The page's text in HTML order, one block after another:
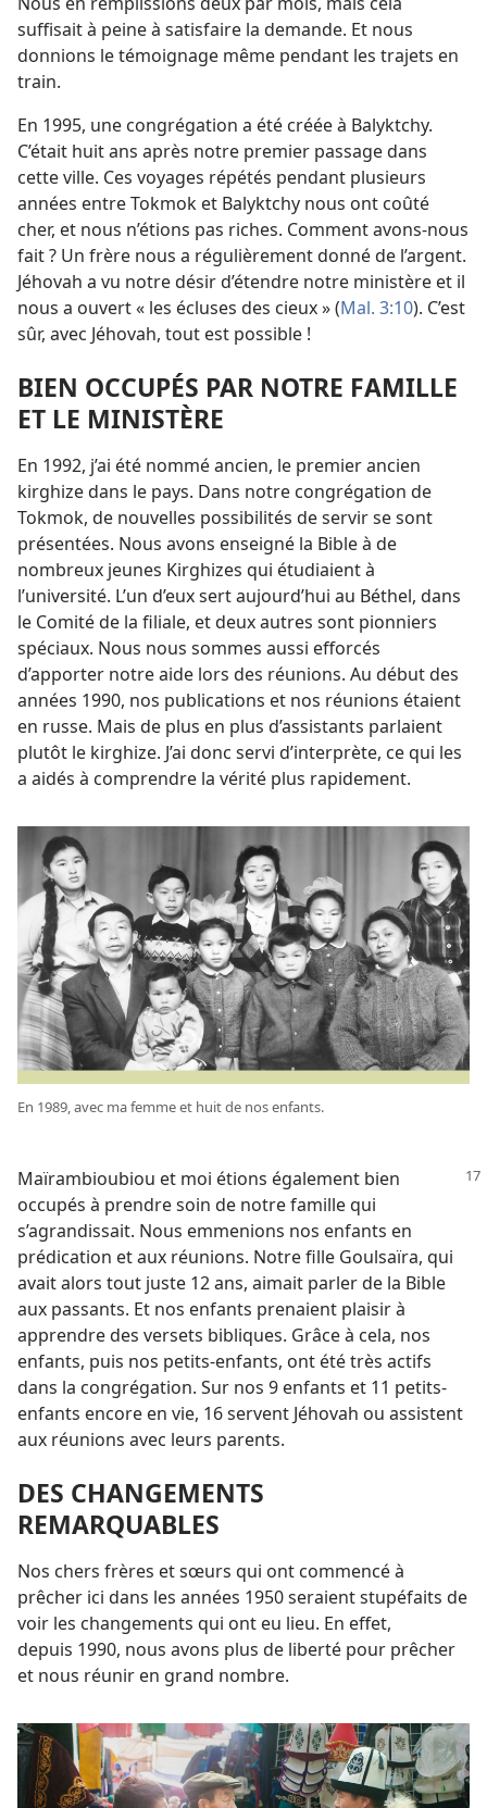
suffisait à peine à satisfaire la demande. Et nous
donnions le témoignage même pendant les trajets en
train.
En 1995, une congrégation a été créée à Balyktchy.
C’était huit ans après notre premier passage dans
cette ville. Ces voyages répétés pendant plusieurs
années entre Tokmok et Balyktchy nous ont coûté
cher, et nous n’étions pas riches. Comment avons-​nous
fait ? Un frère nous a régulièrement donné de l’argent.
Jéhovah a vu notre désir d’étendre notre ministère et il
nous a ouvert « les écluses des cieux » (Mal. 3:10). C’est
sûr, avec Jéhovah, tout est possible !
BIEN OCCUPÉS PAR NOTRE FAMILLE
ET LE MINISTÈRE
En 1992, j’ai été nommé ancien, le premier ancien
kirghize dans le pays. Dans notre congrégation de
Tokmok, de nouvelles possibilités de servir se sont
présentées. Nous avons enseigné la Bible à de
nombreux jeunes Kirghizes qui étudiaient à
l’université. L’un d’eux sert aujourd’hui au Béthel, dans
le Comité de la filiale, et deux autres sont pionniers
spéciaux. Nous nous sommes aussi efforcés
d’apporter notre aide lors des réunions. Au début des
années 1990, nos publications et nos réunions étaient
en russe. Mais de plus en plus d’assistants parlaient
plutôt le kirghize. J’ai donc servi d’interprète, ce qui les
a aidés à comprendre la vérité plus rapidement.
En 1989, avec ma femme et huit de nos enfants.
Maïrambioubiou et moi étions également bien
occupés à prendre soin de notre famille qui
s’agrandissait. Nous emmenions nos enfants en
prédication et aux réunions. Notre fille Goulsaïra, qui
avait alors tout juste 12 ans, aimait parler de la Bible
aux passants. Et nos enfants prenaient plaisir à
apprendre des versets bibliques. Grâce à cela, nos
enfants, puis nos petits-enfants, ont été très actifs
dans la congrégation. Sur nos 9 enfants et 11 petits-
enfants encore en vie, 16 servent Jéhovah ou assistent
aux réunions avec leurs parents.
DES CHANGEMENTS
REMARQUABLES
Nos chers frères et sœurs qui ont commencé à
prêcher ici dans les années 1950 seraient stupéfaits de
voir les changements qui ont eu lieu. En effet,
depuis 1990, nous avons plus de liberté pour prêcher
et nous réunir en grand nombre.